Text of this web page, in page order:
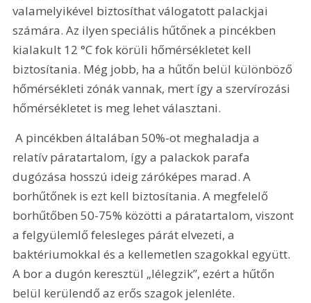
valamelyikével biztosíthat válogatott palackjai
számára. Az ilyen speciális hűtőnek a pincékben
kialakult 12 °C fok körüli hőmérsékletet kell
biztosítania. Még jobb, ha a hűtőn belül különböző
hőmérsékleti zónák vannak, mert így a szervírozási
hőmérsékletet is meg lehet választani.
A pincékben általában 50%-ot meghaladja a
relatív páratartalom, így a palackok parafa
dugózása hosszú ideig záróképes marad. A
borhűtőnek is ezt kell biztosítania. A megfelelő
borhűtőben 50-75% közötti a páratartalom, viszont
a felgyülemlő felesleges párát elvezeti, a
baktériumokkal és a kellemetlen szagokkal együtt.
A bor a dugón keresztül „lélegzik”, ezért a hűtőn
belül kerülendő az erős szagok jelenléte.